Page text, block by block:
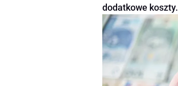
dodatkowe koszty.